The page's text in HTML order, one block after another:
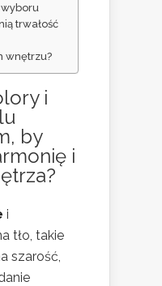
trwałość
wnętrzu?
i
by
i
i
tło, takie
szarość,